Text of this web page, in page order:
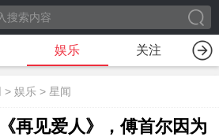
娱乐 关注
> 娱乐 > 星闻
再见爱人》，傅首尔因为